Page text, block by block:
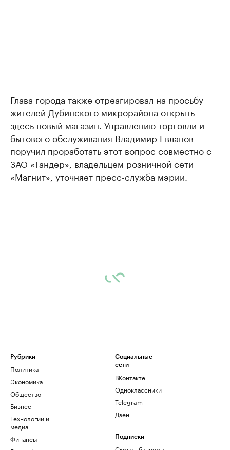
Глава города также отреагировал на просьбу
жителей Дубинского микрорайона открыть
здесь новый магазин. Управлению торговли и
бытового обслуживания Владимир Евланов
поручил проработать этот вопрос совместно с
ЗАО «Тандер», владельцем розничной сети
«Магнит», уточняет пресс-служба мэрии.
Рубрики
Политика
Экономика
Общество
Бизнес
Технологии и
медиа
Финансы
Социальные
сети
ВКонтакте
Одноклассники
Telegram
Дзен
Подписки